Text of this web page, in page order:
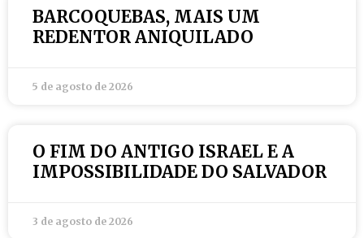
BARCOQUEBAS, MAIS UM
REDENTOR ANIQUILADO
5 de agosto de 2026
O FIM DO ANTIGO ISRAEL E A
IMPOSSIBILIDADE DO SALVADOR
3 de agosto de 2026